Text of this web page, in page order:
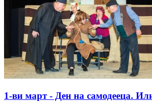
1-ви март - Ден на самодееца.